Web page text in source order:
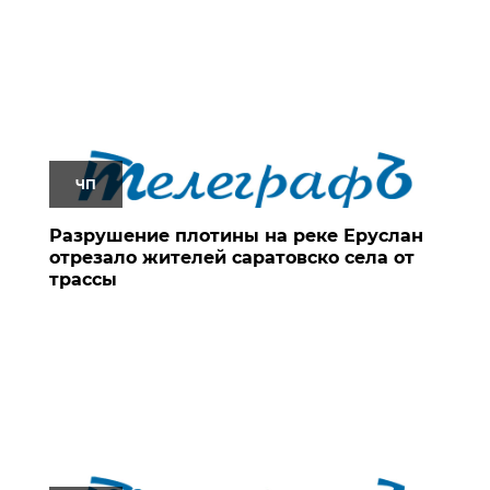
ЧП
Разрушение плотины на реке Еруслан
отрезало жителей саратовско села от
трассы